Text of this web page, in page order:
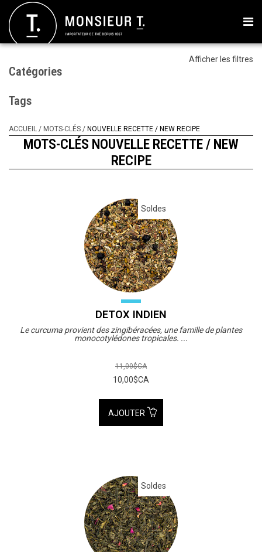
Afficher les filtres
Catégories
Tags
ACCUEIL / MOTS-CLÉS / NOUVELLE RECETTE / NEW RECIPE
MOTS-CLÉS NOUVELLE RECETTE / NEW
RECIPE
Soldes
DETOX INDIEN
Le curcuma provient des zingibéracées, une famille de plantes
monocotylédones tropicales. ...
11,00$CA
10,00$CA
AJOUTER
Soldes